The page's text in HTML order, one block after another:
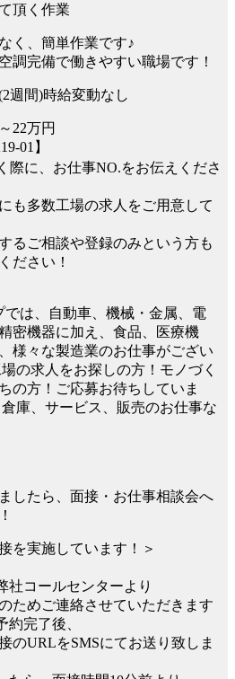
頂く作業
く、簡単作業です♪
調完備で働きやすい職場です！
週間)時給変動なし
22万円
01】
際に、お仕事NO.をお伝えくださ
も多数工場の求人をご用意して
るご相談や登録のみという方も
ださい！
は、自動車、機械・金属、電
密機器に加え、食品、医療機
様々な製造業のお仕事がござい
の求人をお探しの方！モノづく
の方！ご応募お待ちしていま
庫、サービス、販売のお仕事な
したら、面接・お仕事相談会へ
を実施しています！＞
社コールセンターより
ためご連絡させていただきます
約完了後、
のURLをSMSにてお送り致しま